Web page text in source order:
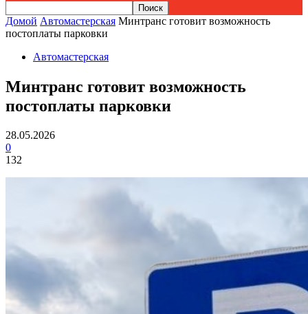
Домой Автомастерская Минтранс готовит возможность
постоплаты парковки
Автомастерская
Минтранс готовит возможность
постоплаты парковки
28.05.2026
0
132